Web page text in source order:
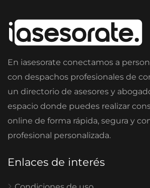
En iasesorate conectamos a
con despachos profesionales de
un directorio de asesores y
espacio donde puedes realizar
online de forma rápida, segura y
profesional personalizada.
Enlaces de interés